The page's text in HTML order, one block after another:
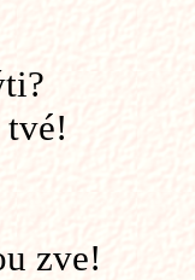
zve!